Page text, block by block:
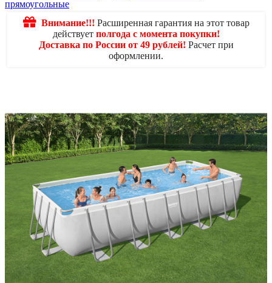
прямоугольные
Внимание!!! Расширенная гарантия на этот товар
действует полгода с момента покупки!
Доставка по России от 49 рублей! Расчет при
оформлении.